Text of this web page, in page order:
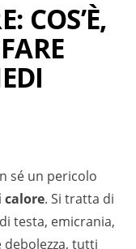
COS’È,
sé un pericolo
calore. Si tratta di
testa, emicrania,
tutti